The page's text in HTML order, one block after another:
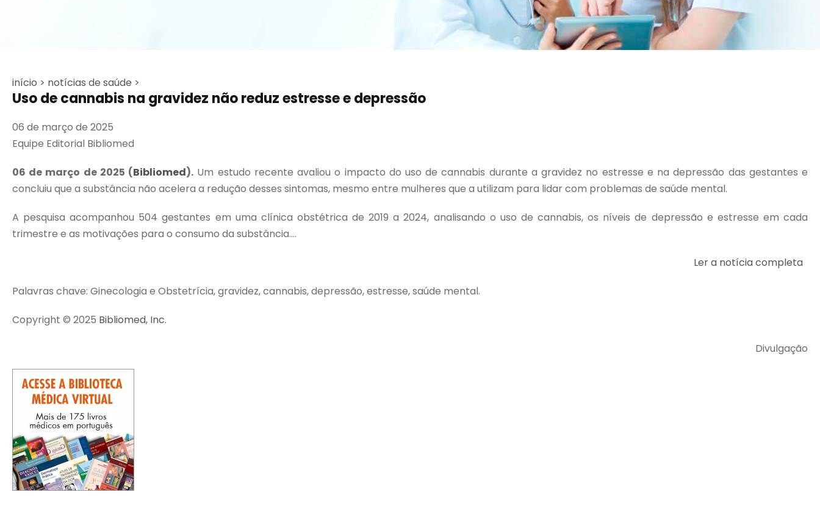
início > notícias de saúde >
Uso de cannabis na gravidez não reduz estresse e depressão
06 de março de 2025
Equipe Editorial Bibliomed
06 de março de 2025 (Bibliomed). Um estudo recente avaliou o impacto do uso de cannabis durante a gravidez no estresse e na depressão das gestantes e
concluiu que a substância não acelera a redução desses sintomas, mesmo entre mulheres que a utilizam para lidar com problemas de saúde mental.
A pesquisa acompanhou 504 gestantes em uma clínica obstétrica de 2019 a 2024, analisando o uso de cannabis, os níveis de depressão e estresse em cada
trimestre e as motivações para o consumo da substância....
Ler a notícia completa
Palavras chave: Ginecologia e Obstetrícia, gravidez, cannabis, depressão, estresse, saúde mental.
Copyright © 2025 Bibliomed, Inc.
Divulgação